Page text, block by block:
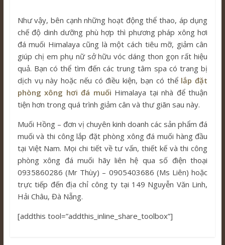
Như vậy, bên cạnh những hoạt động thể thao, áp dụng
chế độ dinh dưỡng phù hợp thì phương pháp xông hơi
đá muối Himalaya cũng là một cách tiêu mỡ, giảm cân
giúp chị em phụ nữ sở hữu vóc dáng thon gọn rất hiệu
quả. Bạn có thể tìm đến các trung tâm spa có trang bị
dịch vụ này hoặc nếu có điều kiện, bạn có thể lắp đặt
phòng xông hơi đá muối Himalaya tại nhà để thuận
tiện hơn trong quá trình giảm cân và thư giãn sau này.
Muối Hồng – đơn vị chuyên kinh doanh các sản phẩm đá
muối và thi công lắp đặt phòng xông đá muối hàng đầu
tại Việt Nam. Mọi chi tiết về tư vấn, thiết kế và thi công
phòng xông đá muối hãy liên hệ qua số điện thoại
0935860286 (Mr Thùy) – 0905403686 (Ms Liên) hoặc
trực tiếp đến địa chỉ công ty tại 149 Nguyễn Văn Linh,
Hải Châu, Đà Nẵng.
[addthis tool=”addthis_inline_share_toolbox”]